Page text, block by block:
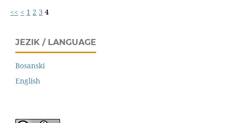
<< < 1 2 3 4
JEZIK / LANGUAGE
Bosanski
English